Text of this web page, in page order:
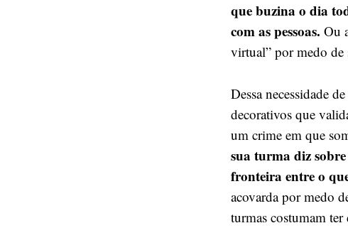
que buzina o dia
com as pessoas. Ou
virtual” por medo de
Dessa necessidade
decorativos que
um crime em que
sua turma diz
fronteira entre o
acovarda por medo
turmas costumam